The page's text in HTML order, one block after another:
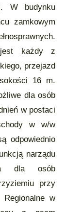
W budynku
zamkowym
każdy z
przejazd
16 m.
dla osób
w postaci
w w/w
odpowiednio
narządu
dla osób
przy
w